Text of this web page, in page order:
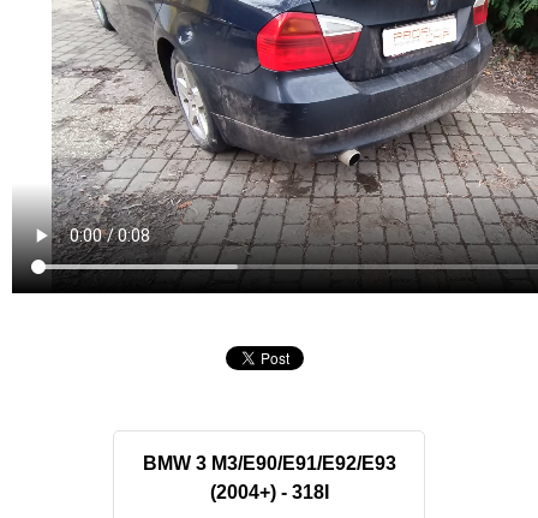
BMW 3 M3/E90/E91/E92/E93
(2004+) - 318I